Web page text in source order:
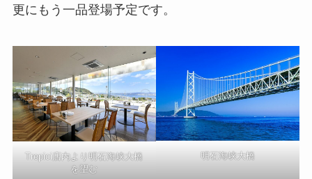
更にもう一品登場予定です。
Trepici店内より明石海峡大橋
を望む
明石海峡大橋